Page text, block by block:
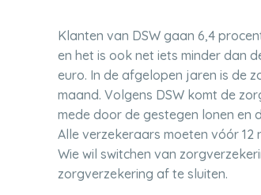
Klanten van DSW gaan 6,4
en het is ook net iets minder dan
euro. In de afgelopen jaren is de
maand. Volgens DSW komt de
mede door de gestegen lonen en
Alle verzekeraars moeten vóór 12
Wie wil switchen van
zorgverzekering af te sluiten.